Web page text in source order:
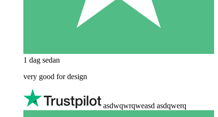
1 dag sedan
very good for design
asdwqwrqweasd asdqwerq